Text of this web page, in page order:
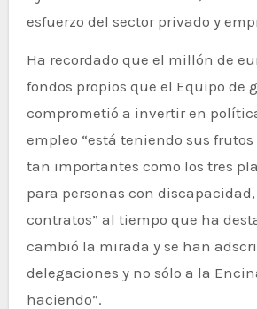
esfuerzo del sector privado y
Ha recordado que el millón de
fondos propios que el Equipo de
comprometió a invertir en
empleo “está teniendo sus
tan importantes como los tres
para personas con
contratos” al tiempo que ha
cambió la mirada y se han
delegaciones y no sólo a la
haciendo”.